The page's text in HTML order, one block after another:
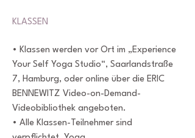
KLASSEN
• Klassen werden vor Ort im „Experience
Your Self Yoga Studio“, Saarlandstraße
7, Hamburg, oder online über die ERIC
BENNEWITZ Video-on-Demand-
Videobibliothek angeboten.
• Alle Klassen-Teilnehmer sind